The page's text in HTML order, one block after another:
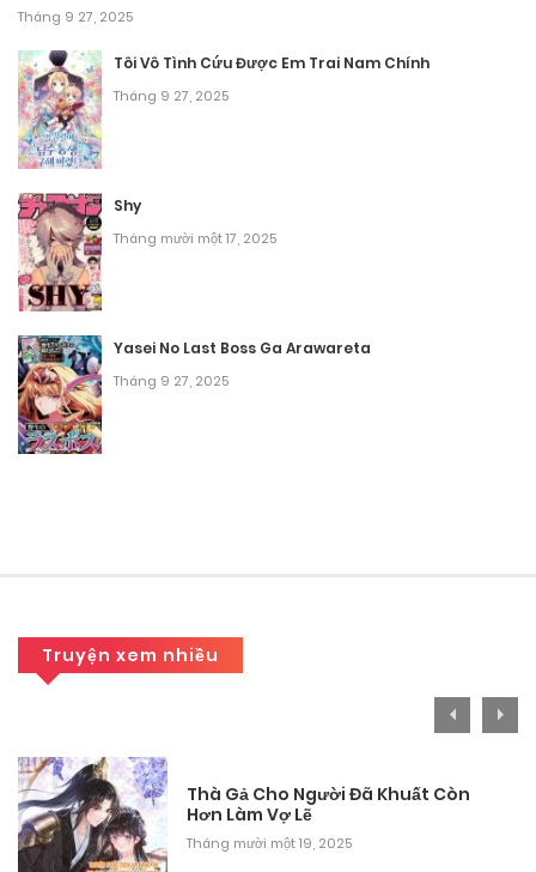
Tháng 9 27, 2025
Tôi Vô Tình Cứu Được Em Trai Nam Chính
Tháng 9 27, 2025
Shy
Tháng mười một 17, 2025
Yasei No Last Boss Ga Arawareta
Tháng 9 27, 2025
Truyện xem nhiều
Thà Gả Cho Người Đã Khuất Còn
Hơn Làm Vợ Lẽ
Tháng mười một 19, 2025